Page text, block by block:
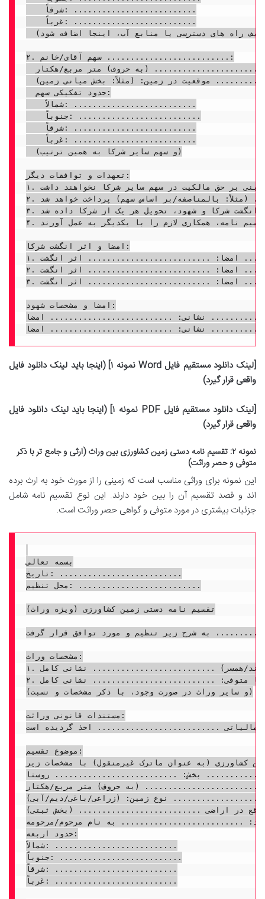
  (در صورت نیاز به توصیف راه های دسترسی یا منابع آب، اینجا اضافه شود)
۲. سهم آقای/خانم ..........................:
  (و سهم سایر شرکا به همین ترتیب)
تعهدات و توافقات دیگر:
۱. تمامی شرکا اعلام و اقرار می دارند که این تقسیم نامه با رضایت کامل ایشان تنظیم شده و پس از امضای آن، هیچ گونه ادعایی مبنی بر حق مالکیت در سهم سایر شرکا نخواهند داشت.
۲. هزینه های مربوط به مالیات، آب و نگهداری زمین های عمومی مشترک (در صورت وجود) به صورت .......................... (مثلاً: بالمناصفه/بر اساس سهم) پرداخت خواهد شد.
۳. این تقسیم نامه در .......................... نسخه تنظیم گردید که هر نسخه دارای اعتبار واحد است و پس از امضا و اثر انگشت شرکا و شهود، تحویل هر یک از شرکا داده شد.
۴. طرفین متعهد می گردند در صورت نیاز به رسمی کردن این تقسیم نامه، همکاری لازم را با یکدیگر به عمل آورند.
امضا و اثر انگشت شرکا:
۱. نام و نام خانوادگی: .......................... امضا: .......................... اثر انگشت:
۲. نام و نام خانوادگی: .......................... امضا: .......................... اثر انگشت:
۳. نام و نام خانوادگی: .......................... امضا: .......................... اثر انگشت:
امضا و مشخصات شهود:
نشانی: .......................... امضا: ..........................
[لینک دانلود مستقیم فایل Word نمونه ۱] (اینجا باید لینک دانلود فایل
واقعی قرار گیرد)
[لینک دانلود مستقیم فایل PDF نمونه ۱] (اینجا باید لینک دانلود فایل
واقعی قرار گیرد)
نمونه ۲: تقسیم نامه دستی زمین کشاورزی بین وراث (ارثی و جامع تر با ذکر
متوفی و حصر وراثت)
این نمونه برای وراثی مناسب است که زمینی را از مورث خود به ارث برده
اند و قصد تقسیم آن را بین خود دارند. این نوع تقسیم نامه شامل
جزئیات بیشتری در مورد متوفی و گواهی حصر وراثت است.
بسمه تعالی
تاریخ: ..........................
محل تنظیم: ..........................
تقسیم نامه دستی زمین کشاورزی (ویژه وراث)
شرح زیر تنظیم و مورد توافق قرار گرفت:
مشخصات وراث:
۱. آقای/خانم: .......................... فرزند: .......................... به شماره شناسنامه: .......................... کد ملی: .......................... صادره از: .......................... متولد: .......................... نسبت با متوفی: (مثلاً: فرزند/همسر) .......................... نشانی کامل: ........................................................................
۲. آقای/خانم: .......................... فرزند: .......................... به شماره شناسنامه: .......................... کد ملی: .......................... صادره از: .......................... متولد: .......................... نسبت با متوفی: .......................... نشانی کامل: ........................................................................
(و سایر وراث در صورت وجود، با ذکر مشخصات و نسبت)
مستندات قانونی وراثت:
مالیاتی .......................... اخذ گردیده است.
موضوع تقسیم:
کشاورزی (به عنوان ماترک غیرمنقول) با مشخصات زیر:
.......................... روستا: ..........................
.......................... (به حروف) متر مربع/هکتار
نوع زمین: (زراعی/باغی/دیم/آبی) ..........................
در اراضی .......................... (بخش ثبتی)
به نام مرحوم/مرحومه ..........................
حدود اربعه:
شمالاً: ..........................
جنوباً: ..........................
شرقاً: ..........................
غرباً: ..........................